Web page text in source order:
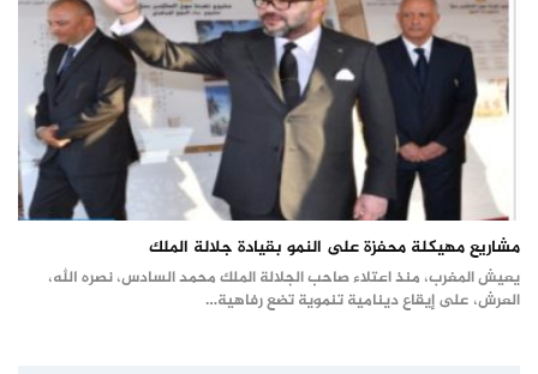
مشاريع مهيكلة محفزة على النمو بقيادة جلالة الملك
يعيش المغرب، منذ اعتلاء صاحب الجلالة الملك محمد السادس، نصره الله،
العرش، على إيقاع دينامية تنموية تضع رفاهية…